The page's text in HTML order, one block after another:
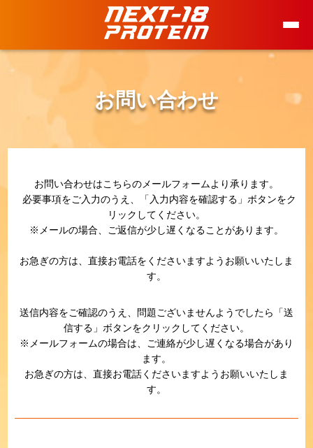
こだわり
安心・安全
商品ラインナップ
協賛・導入チーム
スペシャルインタビュー
プライバシーポリシー
お問い合わせ
お問い合わせ
お問い合わせはこちらのメールフォームより承ります。
必要事項をご入力のうえ、「入力内容を確認する」ボタンをク
リックしてください。
※メールの場合、ご返信が少し遅くなることがあります。
お急ぎの方は、直接お電話をくださいますようお願いいたしま
す。
送信内容をご確認のうえ、問題ございませんようでしたら「送
信する」ボタンをクリックしてください。
※メールフォームの場合は、ご連絡が少し遅くなる場合があり
ます。
お急ぎの方は、直接お電話くださいますようお願いいたしま
す。